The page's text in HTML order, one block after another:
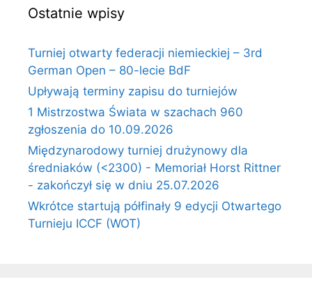
Ostatnie wpisy
Turniej otwarty federacji niemieckiej – 3rd
German Open – 80-lecie BdF
Upływają terminy zapisu do turniejów
1 Mistrzostwa Świata w szachach 960
zgłoszenia do 10.09.2026
Międzynarodowy turniej drużynowy dla
średniaków (<2300) - Memoriał Horst Rittner
- zakończył się w dniu 25.07.2026
Wkrótce startują półfinały 9 edycji Otwartego
Turnieju ICCF (WOT)